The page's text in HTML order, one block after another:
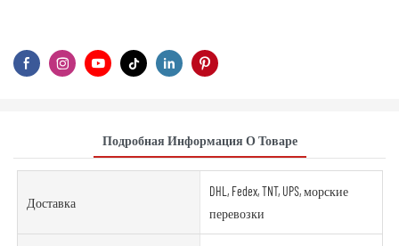
Подробная Информация О Товаре
Доставка
DHL, Fedex, TNT, UPS, морские
перевозки